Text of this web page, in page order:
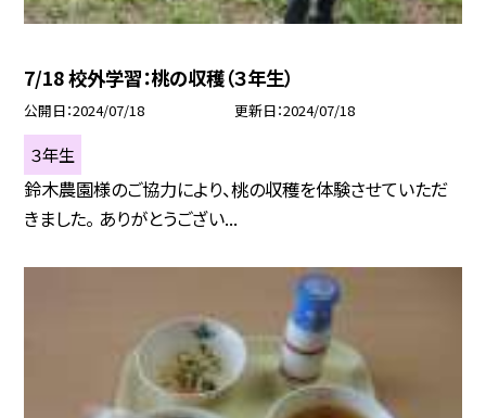
7/18 校外学習：桃の収穫（３年生）
公開日 2024/07/18 更新日 2024/07/18
３年生
鈴木農園様のご協力により、桃の収穫を体験させていただ
きました。 ありがとうござい...